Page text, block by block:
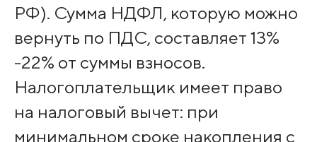
РФ). Сумма НДФЛ, которую можно
вернуть по ПДС, составляет 13%
-22% от суммы взносов.
Налогоплательщик имеет право
на налоговый вычет: при
минимальном сроке накопления с